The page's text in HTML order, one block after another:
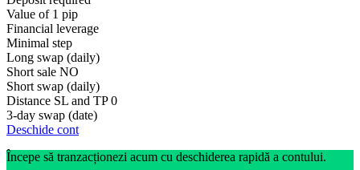
Value of 1 pip
Financial leverage
Minimal step
Long swap (daily)
Short sale NO
Short swap (daily)
Distance SL and TP 0
3-day swap (date)
Deschide cont
Începe să tranzacționezi acum cu deschiderea rapidă a contului.